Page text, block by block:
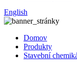
English
Domov
Produkty
Stavební